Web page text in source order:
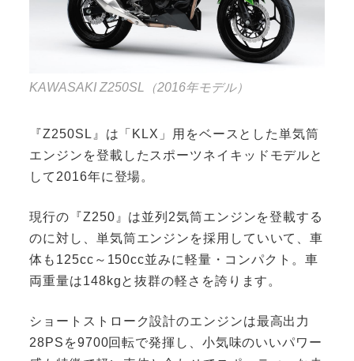
KAWASAKI Z250SL（2016年モデル）
『Z250SL』は「KLX」用をベースとした単気筒
エンジンを登載したスポーツネイキッドモデルと
して2016年に登場。
現行の『Z250』は並列2気筒エンジンを登載する
のに対し、単気筒エンジンを採用していいて、車
体も125cc～150cc並みに軽量・コンパクト。車
両重量は148kgと抜群の軽さを誇ります。
ショートストローク設計のエンジンは最高出力
28PSを9700回転で発揮し、小気味のいいパワー